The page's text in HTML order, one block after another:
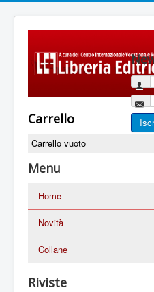
Carrello
Carrello vuoto
Menu
Home
Novità
Collane
Riviste